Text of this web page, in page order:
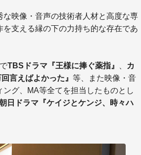
映像・音声の技術者人材と高度な専
支える縁の下の力持ち的な存在であ
TBSドラマ『王様に捧ぐ薬指』
カ
言えばよかった』 等、また映像・音
グ、MA等全てを担当したものとし
日ドラマ『ケイジとケンジ、時々ハ